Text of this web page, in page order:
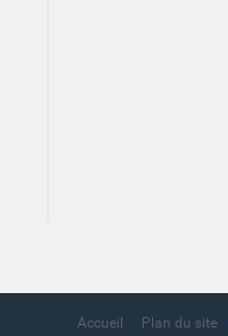
Accueil Plan du site